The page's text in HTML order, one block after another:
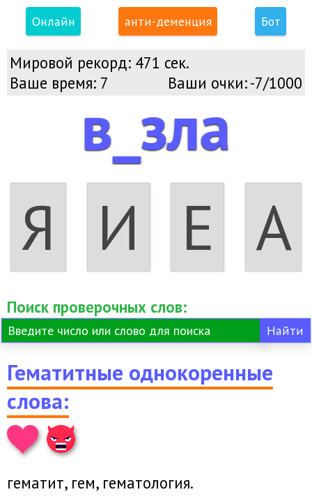
Онлайн анти-деменция Бот
Мировой рекорд: 471 сек.
Ваше время: 7 Ваши очки:-7/1000
в_зла
Я
И Е А
Поиск проверочных слов:
Гематитные однокоренные
слова:
гематит, гем, гематология.